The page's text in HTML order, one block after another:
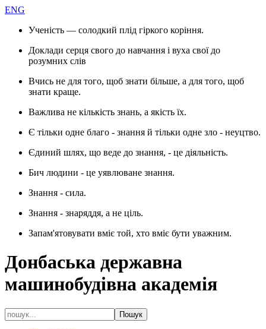
ENG
Ученість — солодкий плід гіркого коріння.
Доклади серця свого до навчання і вуха свої до
розумних слів
Вчись не для того, щоб знати більше, а для того, щоб
знати краще.
Важлива не кількість знань, а якість їх.
Є тільки одне благо - знання й тільки одне зло - неуцтво.
Єдиний шлях, що веде до знання, - це діяльність.
Бич людини - це уявлюване знання.
Знання - сила.
Знання - знаряддя, а не ціль.
Запам'ятовувати вміє той, хто вміє бути уважним.
Донбаська державна
машинобудівна академія